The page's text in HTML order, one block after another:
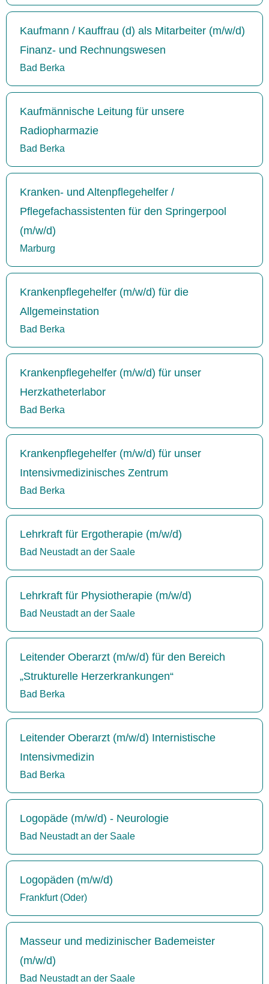
Kaufmann / Kauffrau (d) als Mitarbeiter (m/w/d)
Finanz- und Rechnungswesen
Bad Berka
Kaufmännische Leitung für unsere
Radiopharmazie
Bad Berka
Kranken- und Altenpflegehelfer /
Pflegefachassistenten für den Springerpool
(m/w/d)
Marburg
Krankenpflegehelfer (m/w/d) für die
Allgemeinstation
Bad Berka
Krankenpflegehelfer (m/w/d) für unser
Herzkatheterlabor
Bad Berka
Krankenpflegehelfer (m/w/d) für unser
Intensivmedizinisches Zentrum
Bad Berka
Lehrkraft für Ergotherapie (m/w/d)
Bad Neustadt an der Saale
Lehrkraft für Physiotherapie (m/w/d)
Bad Neustadt an der Saale
Leitender Oberarzt (m/w/d) für den Bereich
„Strukturelle Herzerkrankungen“
Bad Berka
Leitender Oberarzt (m/w/d) Internistische
Intensivmedizin
Bad Berka
Logopäde (m/w/d) - Neurologie
Bad Neustadt an der Saale
Logopäden (m/w/d)
Frankfurt (Oder)
Masseur und medizinischer Bademeister
(m/w/d)
Bad Neustadt an der Saale